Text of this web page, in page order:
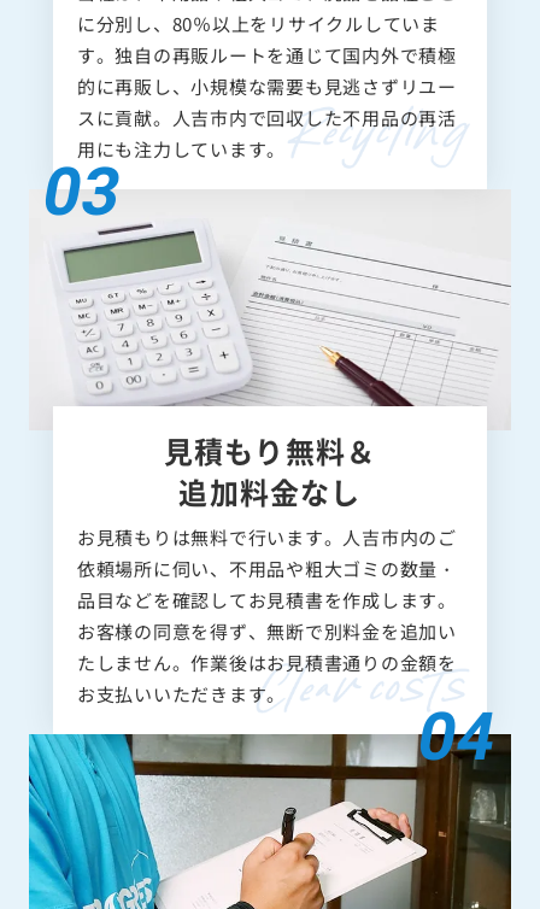
に分別し、80％以上をリサイクルしていま
す。独自の再販ルートを通じて国内外で積極
的に再販し、小規模な需要も見逃さずリユー
スに貢献。人吉市内で回収した不用品の再活
用にも注力しています。
見積もり無料＆
追加料金なし
お見積もりは無料で行います。人吉市内のご
依頼場所に伺い、不用品や粗大ゴミの数量・
品目などを確認してお見積書を作成します。
お客様の同意を得ず、無断で別料金を追加い
たしません。作業後はお見積書通りの金額を
お支払いいただきます。